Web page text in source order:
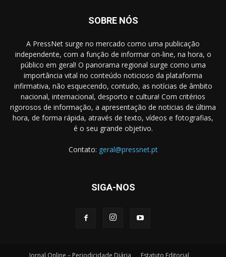
SOBRE NÓS
A PressNet surge no mercado como uma publicação
independente, com a função de informar on-line, na hora, o
público em geral! O panorama regional surge como uma
importância vital no conteúdo noticioso da plataforma
infirmativa, não esquecendo, contudo, as notícias de âmbito
nacional, internacional, desporto e cultura! Com critérios
rigorosos de informação, a apresentação de noticias de última
hora, de forma rápida, através de texto, vídeos e fotografias,
é o seu grande objetivo.
Contato: geral@pressnet.pt
SIGA-NOS
Jornal Online – Periodicidade Diária Estatuto Editorial